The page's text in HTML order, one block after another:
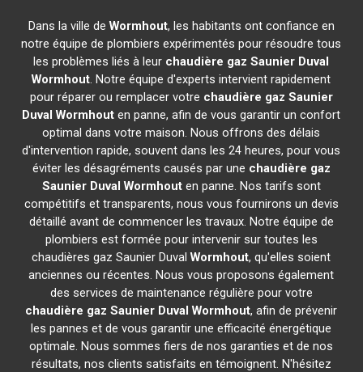
Dans la ville de Wormhout, les habitants ont confiance en
notre équipe de plombiers expérimentés pour résoudre tous
les problèmes liés à leur chaudière gaz Saunier Duval
Wormhout. Notre équipe d'experts intervient rapidement
pour réparer ou remplacer votre chaudière gaz Saunier
Duval Wormhout en panne, afin de vous garantir un confort
optimal dans votre maison. Nous offrons des délais
d'intervention rapide, souvent dans les 24 heures, pour vous
éviter les désagréments causés par une chaudière gaz
Saunier Duval Wormhouten panne. Nos tarifs sont
compétitifs et transparents, nous vous fournirons un devis
détaillé avant de commencer les travaux. Notre équipe de
plombiers est formée pour intervenir sur toutes les
chaudières gaz Saunier DuvalWormhout, qu'elles soient
anciennes ou récentes. Nous vous proposons également
des services de maintenance régulière pour votre
chaudière gaz Saunier Duval Wormhout, afin de prévenir
les pannes et de vous garantir une efficacité énergétique
optimale. Nous sommes fiers de nos garanties et de nos
résultats, nos clients satisfaits en témoignent. N'hésitez